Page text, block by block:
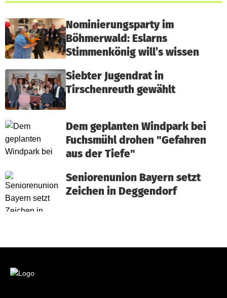
Nominierungsparty im
Böhmerwald: Eslarns
Stimmenkönig will’s wissen
Siebter Jugendrat in
Tirschenreuth gewählt
Dem geplanten Windpark bei
Fuchsmühl drohen "Gefahren
aus der Tiefe"
Seniorenunion Bayern setzt
Zeichen in Deggendorf